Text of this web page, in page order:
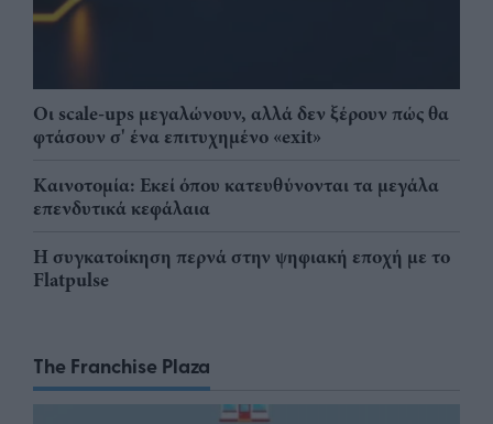
Οι scale-ups μεγαλώνουν, αλλά δεν ξέρουν πώς θα
φτάσουν σ' ένα επιτυχημένο «exit»
Καινοτομία: Εκεί όπου κατευθύνονται τα μεγάλα
επενδυτικά κεφάλαια
Η συγκατοίκηση περνά στην ψηφιακή εποχή με το
Flatpulse
The Franchise Plaza